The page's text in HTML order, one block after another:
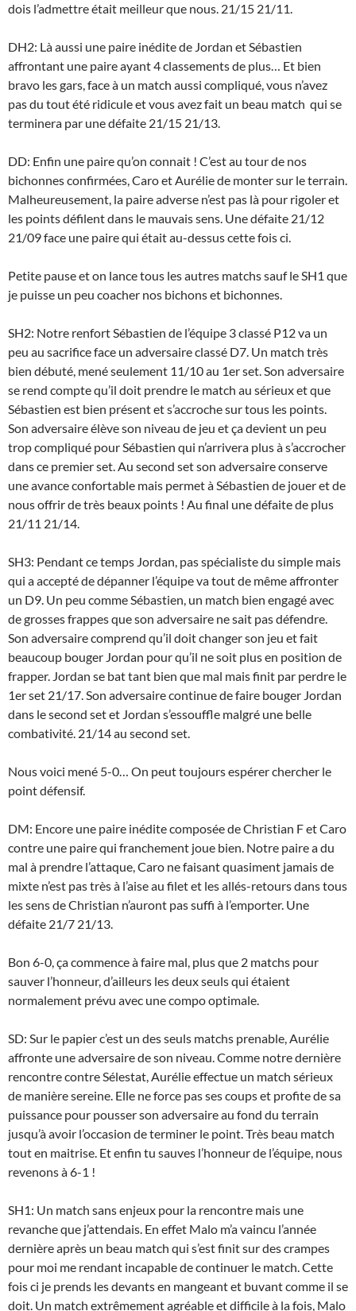
dois l’admettre était meilleur que nous. 21/15 21/11.
DH2: Là aussi une paire inédite de Jordan et Sébastien
affrontant une paire ayant 4 classements de plus… Et bien
bravo les gars, face à un match aussi compliqué, vous n’avez
pas du tout été ridicule et vous avez fait un beau match qui se
terminera par une défaite 21/15 21/13.
DD: Enfin une paire qu’on connait ! C’est au tour de nos
bichonnes confirmées, Caro et Aurélie de monter sur le terrain.
Malheureusement, la paire adverse n’est pas là pour rigoler et
les points défilent dans le mauvais sens. Une défaite 21/12
21/09 face une paire qui était au-dessus cette fois ci.
Petite pause et on lance tous les autres matchs sauf le SH1 que
je puisse un peu coacher nos bichons et bichonnes.
SH2: Notre renfort Sébastien de l’équipe 3 classé P12 va un
peu au sacrifice face un adversaire classé D7. Un match très
bien débuté, mené seulement 11/10 au 1er set. Son adversaire
se rend compte qu’il doit prendre le match au sérieux et que
Sébastien est bien présent et s’accroche sur tous les points.
Son adversaire élève son niveau de jeu et ça devient un peu
trop compliqué pour Sébastien qui n’arrivera plus à s’accrocher
dans ce premier set. Au second set son adversaire conserve
une avance confortable mais permet à Sébastien de jouer et de
nous offrir de très beaux points ! Au final une défaite de plus
21/11 21/14.
SH3: Pendant ce temps Jordan, pas spécialiste du simple mais
qui a accepté de dépanner l’équipe va tout de même affronter
un D9. Un peu comme Sébastien, un match bien engagé avec
de grosses frappes que son adversaire ne sait pas défendre.
Son adversaire comprend qu’il doit changer son jeu et fait
beaucoup bouger Jordan pour qu’il ne soit plus en position de
frapper. Jordan se bat tant bien que mal mais finit par perdre le
1er set 21/17. Son adversaire continue de faire bouger Jordan
dans le second set et Jordan s’essouffle malgré une belle
combativité. 21/14 au second set.
Nous voici mené 5-0… On peut toujours espérer chercher le
point défensif.
DM: Encore une paire inédite composée de Christian F et Caro
contre une paire qui franchement joue bien. Notre paire a du
mal à prendre l’attaque, Caro ne faisant quasiment jamais de
mixte n’est pas très à l’aise au filet et les allés-retours dans tous
les sens de Christian n’auront pas suffi à l’emporter. Une
défaite 21/7 21/13.
Bon 6-0, ça commence à faire mal, plus que 2 matchs pour
sauver l’honneur, d’ailleurs les deux seuls qui étaient
normalement prévu avec une compo optimale.
SD: Sur le papier c’est un des seuls matchs prenable, Aurélie
affronte une adversaire de son niveau. Comme notre dernière
rencontre contre Sélestat, Aurélie effectue un match sérieux
de manière sereine. Elle ne force pas ses coups et profite de sa
puissance pour pousser son adversaire au fond du terrain
jusqu’à avoir l’occasion de terminer le point. Très beau match
tout en maitrise. Et enfin tu sauves l’honneur de l’équipe, nous
revenons à 6-1 !
SH1: Un match sans enjeux pour la rencontre mais une
revanche que j’attendais. En effet Malo m’a vaincu l’année
dernière après un beau match qui s’est finit sur des crampes
pour moi me rendant incapable de continuer le match. Cette
fois ci je prends les devants en mangeant et buvant comme il se
doit. Un match extrêmement agréable et difficile à la fois, Malo